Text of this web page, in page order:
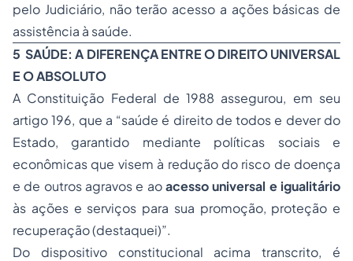
pelo Judiciário, não terão acesso a ações básicas de
assistência à saúde.
5 SAÚDE: A DIFERENÇA ENTRE O DIREITO UNIVERSAL
E O ABSOLUTO
A Constituição Federal de 1988 assegurou, em seu
artigo 196, que a “saúde é direito de todos e dever do
Estado, garantido mediante políticas sociais e
econômicas que visem à redução do risco de doença
e de outros agravos e aoacesso universal e igualitário
às ações e serviços para sua promoção, proteção e
recuperação (destaquei)”.
Do dispositivo constitucional acima transcrito, é